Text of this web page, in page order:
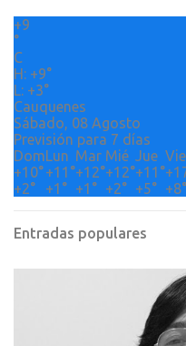
s
+9
°
C
H: +9°
L: +3°
Cauquenes
Sábado, 08 Agosto
Previsión para 7 días
DomLun Mar Mié Jue Vie
+10°+11°+12°+12°+11°+
+2° +1° +1° +2° +5° +8°
Entradas populares